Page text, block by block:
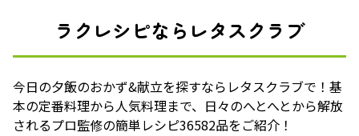
ラクレシピならレタスクラブ
今日の夕飯のおかず&献立を探すならレタスクラブで！基
本の定番料理から人気料理まで、日々のへとへとから解放
されるプロ監修の簡単レシピ36582品をご紹介！